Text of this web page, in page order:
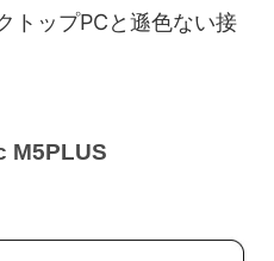
トップPCと遜色ない接
M5PLUS